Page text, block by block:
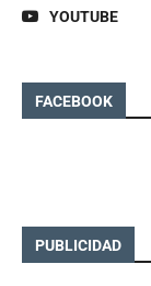
YOUTUBE
FACEBOOK
PUBLICIDAD